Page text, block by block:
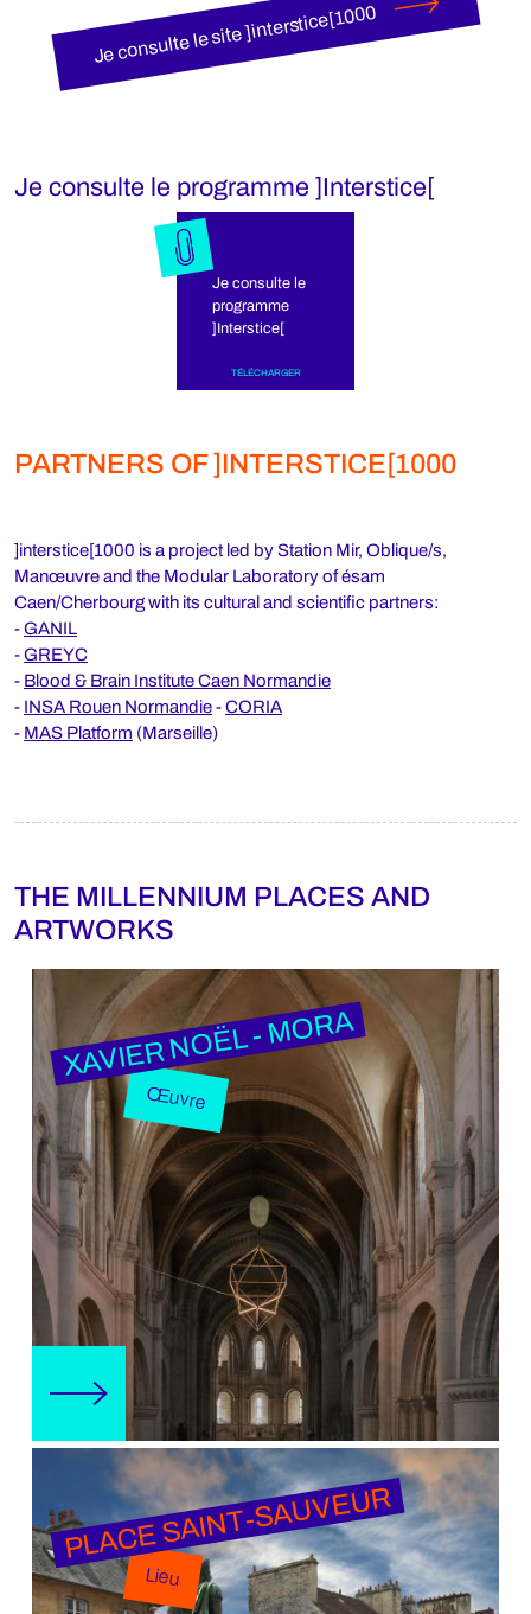
Je consulte le site ]interstice[1000
Je consulte le programme ]Interstice[
Je consulte le
programme
]Interstice[
TÉLÉCHARGER
PARTNERS OF ]INTERSTICE[1000
]interstice[1000 is a project led by Station Mir, Oblique/s,
Manœuvre and the Modular Laboratory of ésam
Caen/Cherbourg with its cultural and scientific partners:
-GANIL
-GREYC
- Blood & Brain Institute Caen Normandie
- INSA Rouen Normandie-CORIA
- MAS Platform (Marseille)
THE MILLENNIUM PLACES AND
ARTWORKS
XAVIER NOËL - MORA
Œuvre
PLACE SAINT-SAUVEUR
Lieu